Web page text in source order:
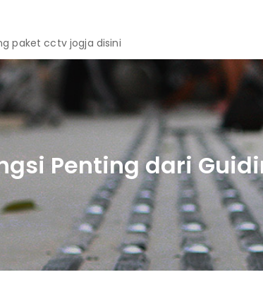
paket cctv jogja disini
Penting dari